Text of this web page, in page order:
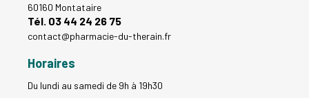
60160 Montataire
Tél. 03 44 24 26 75
contact@pharmacie-du-therain.fr
Horaires
Du lundi au samedi de 9h à 19h30